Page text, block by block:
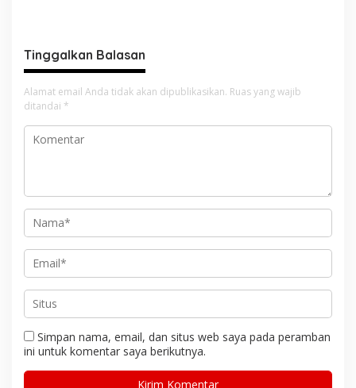
Tinggalkan Balasan
Alamat email Anda tidak akan dipublikasikan. Ruas yang wajib
ditandai *
Simpan nama, email, dan situs web saya pada peramban
ini untuk komentar saya berikutnya.